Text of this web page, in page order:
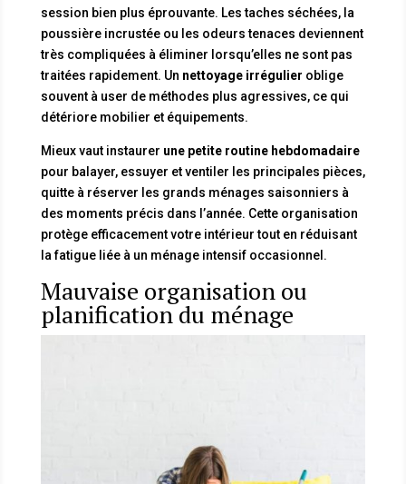
session bien plus éprouvante. Les taches séchées, la
poussière incrustée ou les odeurs tenaces deviennent
très compliquées à éliminer lorsqu’elles ne sont pas
traitées rapidement. Un nettoyage irrégulier oblige
souvent à user de méthodes plus agressives, ce qui
détériore mobilier et équipements.
Mieux vaut instaurer une petite routine hebdomadaire
pour balayer, essuyer et ventiler les principales pièces,
quitte à réserver les grands ménages saisonniers à
des moments précis dans l’année. Cette organisation
protège efficacement votre intérieur tout en réduisant
la fatigue liée à un ménage intensif occasionnel.
Mauvaise organisation ou
planification du ménage